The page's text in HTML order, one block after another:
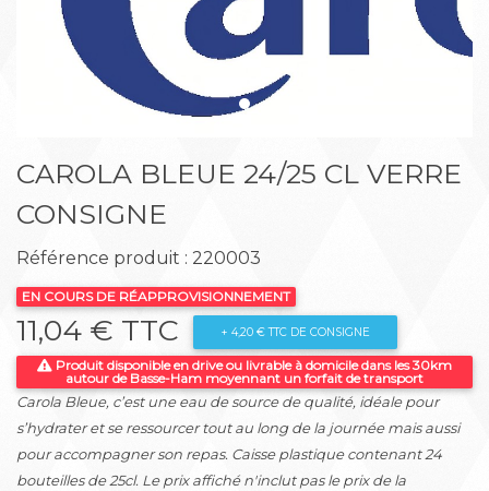
CAROLA BLEUE 24/25 CL VERRE
CONSIGNE
Référence produit : 220003
EN COURS DE RÉAPPROVISIONNEMENT
11,04 € TTC + 4,20 € TTC DE CONSIGNE
Produit disponible en drive ou livrable à domicile dans les 30km
autour de Basse-Ham moyennant un forfait de transport
Carola Bleue, c’est une eau de source de qualité, idéale pour
s’hydrater et se ressourcer tout au long de la journée mais aussi
pour accompagner son repas. Caisse plastique contenant 24
bouteilles de 25cl. Le prix affiché n'inclut pas le prix de la